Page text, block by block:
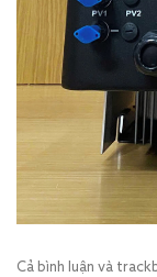
Cả bình luận và